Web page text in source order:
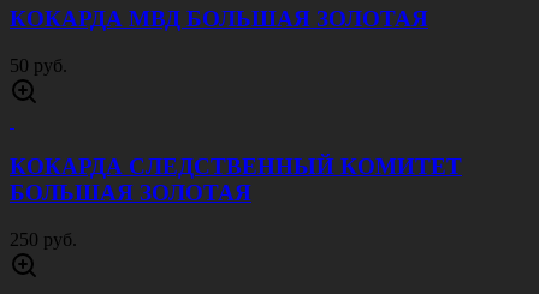
КОКАРДА МВД БОЛЬШАЯ ЗОЛОТАЯ
50 руб.
КОКАРДА СЛЕДСТВЕННЫЙ КОМИТЕТ
БОЛЬШАЯ ЗОЛОТАЯ
250 руб.